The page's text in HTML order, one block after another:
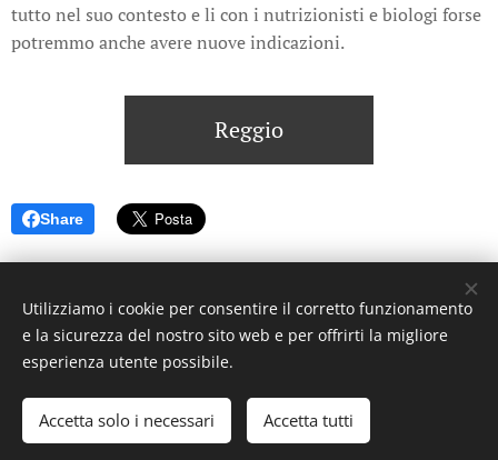
tutto nel suo contesto e li con i nutrizionisti e biologi forse
potremmo anche avere nuove indicazioni.
Reggio
Share
© 2023 Settimanale U Riggitanu. Tutti i diritti riservati.
Creato da La Zanzara -U mastru pignataru menti a manica a
undi a voli
Cookies
Utilizziamo i cookie per consentire il corretto funzionamento
e la sicurezza del nostro sito web e per offrirti la migliore
esperienza utente possibile.
Accetta solo i necessari Accetta tutti